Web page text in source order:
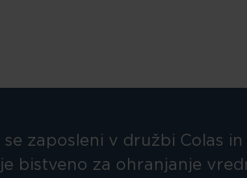
zaposleni v družbi Colas
bistveno za ohranjanje